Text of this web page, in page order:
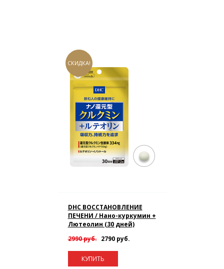
СКИДКА!
DHC ВОССТАНОВЛЕНИЕ
ПЕЧЕНИ / Нано-куркумин +
Лютеолин (30 дней)
2990 руб. 2790 руб.
КУПИТЬ